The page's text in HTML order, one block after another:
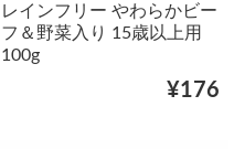
レインフリー やわらかビー
フ＆野菜入り 15歳以上用
100g
¥176